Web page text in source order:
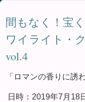
間もなく！宝
ワイライト・
vol.4
「ロマンの香りに誘
日時：2019年7月18